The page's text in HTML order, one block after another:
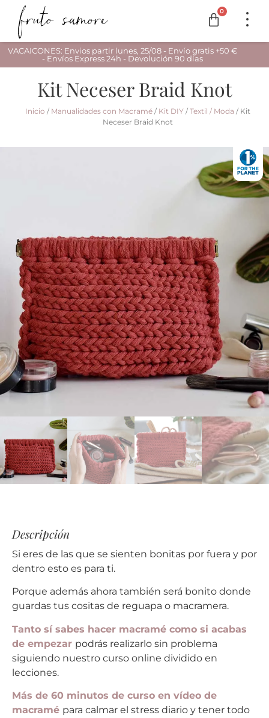
0
VACAICONES: Envios partir lunes, 25/08 - Envío gratis +50 €
- Envíos Express 24h - Devolución 90 días
Kit Neceser Braid Knot
Inicio / Manualidades con Macramé/ Kit DIY /Textil / Moda / Kit
Neceser Braid Knot
Descripción
Si eres de las que se sienten bonitas por fuera y por
dentro esto es para ti.
Porque además ahora también será bonito donde
guardas tus cositas de reguapa o macramera.
Tanto sí sabes hacer macramé como si acabas
de empezar podrás realizarlo sin problema
siguiendo nuestro curso online dividido en
lecciones.
Más de 60 minutos de curso en vídeo de
macramé para calmar el stress diario y tener todo